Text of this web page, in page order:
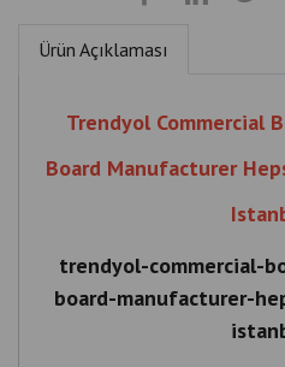
Ürün Açıklaması
Trendyol Commercial
Board Manufacturer
trendyol-commercial-
board-manufacturer-